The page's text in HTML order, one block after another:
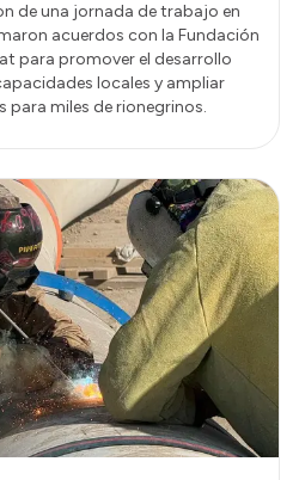
de una jornada de trabajo en
acuerdos con la Fundación
para promover el desarrollo
locales y ampliar
miles de rionegrinos.